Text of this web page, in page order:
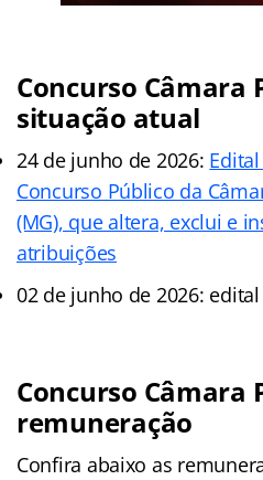
Concurso Câmara
situação atual
24 de junho de 2026:
Concurso Público da
(MG), que altera, exclui e
atribuições
02 de junho de 2026:
Concurso Câmara
remuneração
Confira abaixo as